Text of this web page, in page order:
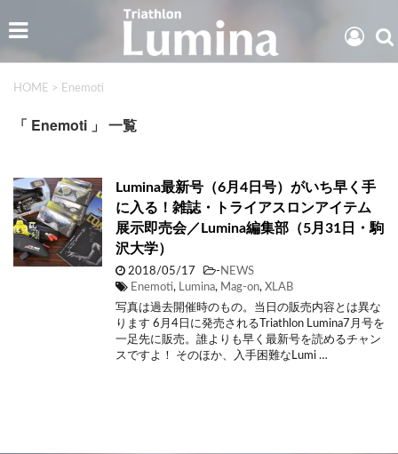
HOME > Enemoti
「 Enemoti 」 一覧
Lumina最新号（6月4日号）がいち早く手
に入る！雑誌・トライアスロンアイテム
展示即売会／Lumina編集部（5月31日・駒
沢大学）
2018/05/17 - NEWS
Enemoti, Lumina, Mag-on, XLAB
写真は過去開催時のもの。当日の販売内容とは異な
ります 6月4日に発売されるTriathlon Lumina7月号を
一足先に販売。誰よりも早く最新号を読めるチャン
スですよ！ そのほか、入手困難なLumi …